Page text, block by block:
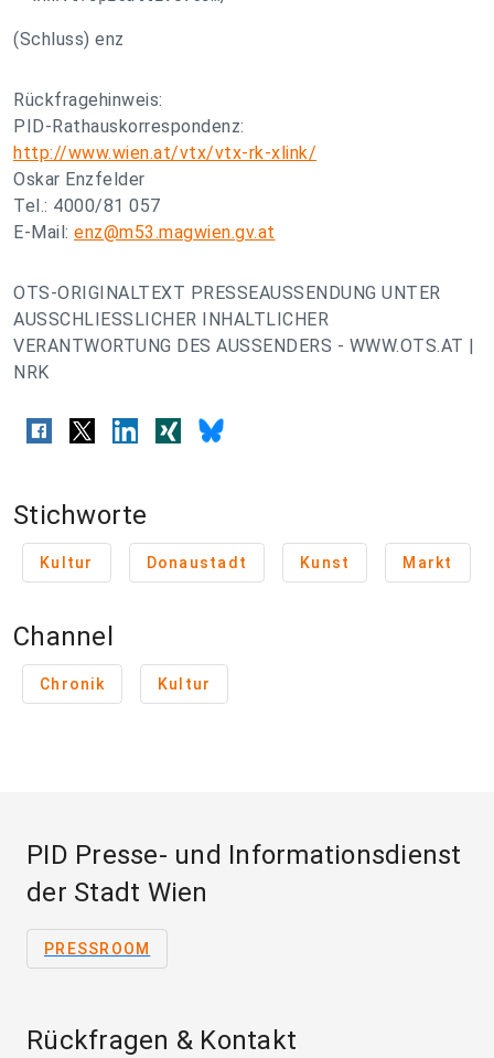
(Schluss) enz
Rückfragehinweis:
PID-Rathauskorrespondenz:
http://www.wien.at/vtx/vtx-rk-xlink/
Oskar Enzfelder
Tel.: 4000/81 057
E-Mail: enz@m53.magwien.gv.at
OTS-ORIGINALTEXT PRESSEAUSSENDUNG UNTER
AUSSCHLIESSLICHER INHALTLICHER
VERANTWORTUNG DES AUSSENDERS - WWW.OTS.AT |
NRK
Stichworte
Kultur Donaustadt Kunst Markt
Channel
Chronik Kultur
PID Presse- und Informationsdienst
der Stadt Wien
PRESSROOM
Rückfragen & Kontakt